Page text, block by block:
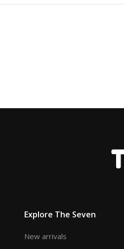
Explore The Seven
New arrivals